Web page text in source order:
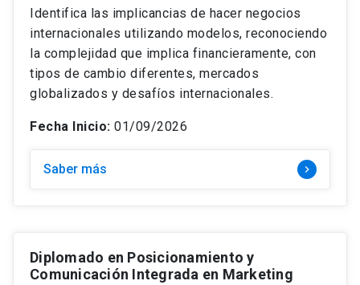
Identifica las implicancias de hacer negocios
internacionales utilizando modelos, reconociendo
la complejidad que implica financieramente, con
tipos de cambio diferentes, mercados
globalizados y desafíos internacionales.
Fecha Inicio: 01/09/2026
Saber más keyboard_arrow_right
Diplomado en Posicionamiento y
Comunicación Integrada en Marketing